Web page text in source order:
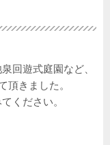
回遊式庭園など、
きました。
ください。